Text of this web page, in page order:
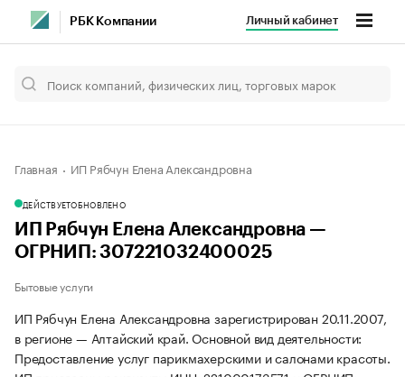
РБК Компании Личный кабинет
Главная ИП Рябчун Елена Александровна
ДЕЙСТВУЕТОБНОВЛЕНО
ИП Рябчун Елена Александровна —
ОГРНИП: 307221032400025
Бытовые услуги
ИП Рябчун Елена Александровна зарегистрирован 20.11.2007,
в регионе — Алтайский край. Основной вид деятельности:
Предоставление услуг парикмахерскими и салонами красоты.